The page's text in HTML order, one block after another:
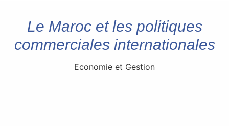
Le Maroc et les politiques
commerciales internationales
Economie et Gestion